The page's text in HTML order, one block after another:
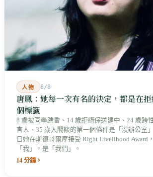
人物 8/8
唐鳳：她每一次有名的決定，都是在
個標籤
8 歲被同學踹昏、14 歲拒絕保送建中、24 歲跨
言人、35 歲入閣談的第一個條件是「沒辦公室
日她在斯德哥爾摩接受 Right Livelihood Award
「我」，是「我們」。
14 分鐘